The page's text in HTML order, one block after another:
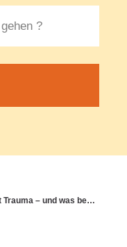
Was ist Trauma – und was bedeutet traumasensibler Umgang?